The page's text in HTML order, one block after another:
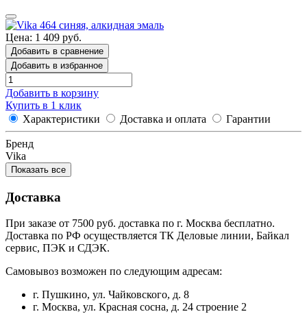
Цена: 1 409 руб.
Добавить в сравнение
Добавить в избранное
Добавить в корзину
Купить в 1 клик
Характеристики
Доставка и оплата Гарантии
Бренд
Vika
Показать все
Доставка
При заказе от 7500 руб. доставка по г. Москва бесплатно.
Доставка по РФ осуществляется ТК Деловые линии, Байкал
сервис, ПЭК и СДЭК.
Самовывоз возможен по следующим адресам:
г. Пушкино, ул. Чайковского, д. 8
г. Москва, ул. Красная сосна, д. 24 строение 2